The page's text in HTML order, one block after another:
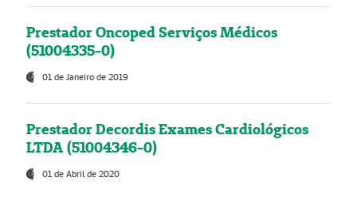
Prestador Oncoped Serviços Médicos
(51004335-0)
01 de Janeiro de 2019
Prestador Decordis Exames Cardiológicos
LTDA (51004346-0)
01 de Abril de 2020